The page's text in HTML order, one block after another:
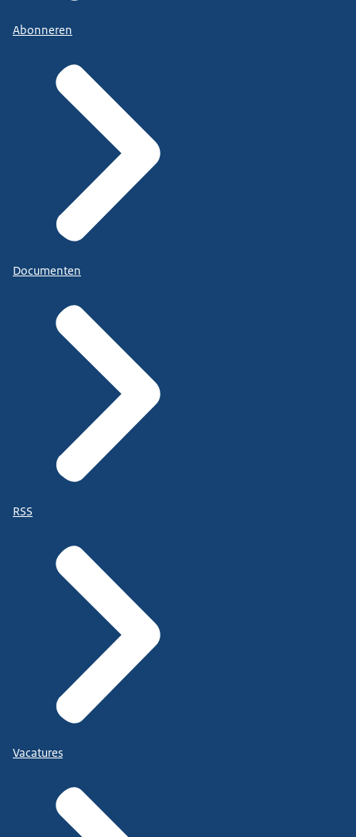
Abonneren
Documenten
RSS
Vacatures